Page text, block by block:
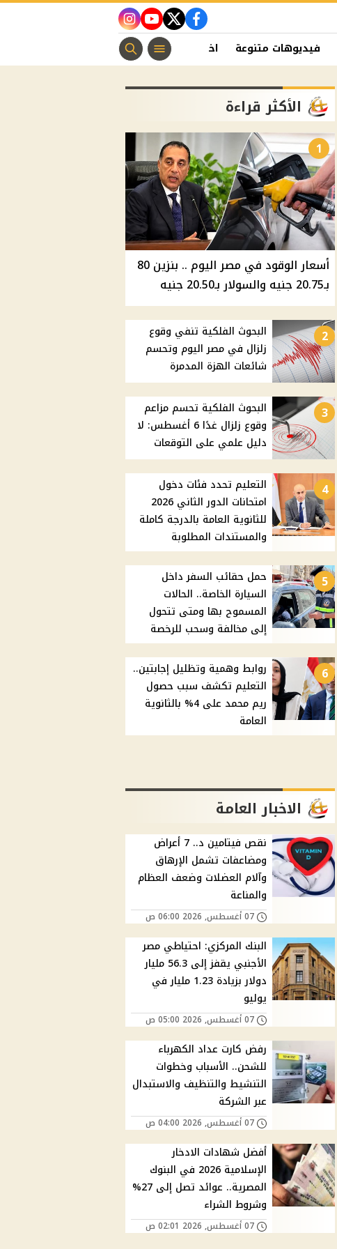
facebook
twitter
youtube
instagram
فيديوهات متنوعة اخبار الفن منوعات مسيحية
الأكثر قراءة
1
أسعار الوقود في مصر اليوم .. بنزين 80
بـ20.75 جنيه والسولار بـ20.50 جنيه
2
البحوث الفلكية تنفي وقوع
زلزال في مصر اليوم وتحسم
شائعات الهزة المدمرة
3
البحوث الفلكية تحسم مزاعم
وقوع زلزال غدًا 6 أغسطس: لا
دليل علمي على التوقعات
4
التعليم تحدد فئات دخول
امتحانات الدور الثاني 2026
للثانوية العامة بالدرجة كاملة
والمستندات المطلوبة
5
حمل حقائب السفر داخل
السيارة الخاصة.. الحالات
المسموح بها ومتى تتحول
إلى مخالفة وسحب للرخصة
6
روابط وهمية وتظليل إجابتين..
التعليم تكشف سبب حصول
ريم محمد على 4% بالثانوية
العامة
الاخبار العامة
نقص فيتامين د.. 7 أعراض
ومضاعفات تشمل الإرهاق
وآلام العضلات وضعف العظام
والمناعة
07 أغسطس, 2026 06:00 ص
البنك المركزي: احتياطي مصر
الأجنبي يقفز إلى 56.3 مليار
دولار بزيادة 1.23 مليار في
يوليو
07 أغسطس, 2026 05:00 ص
رفض كارت عداد الكهرباء
للشحن.. الأسباب وخطوات
التنشيط والتنظيف والاستبدال
عبر الشركة
07 أغسطس, 2026 04:00 ص
أفضل شهادات الادخار
الإسلامية 2026 في البنوك
المصرية.. عوائد تصل إلى 27%
وشروط الشراء
07 أغسطس, 2026 02:01 ص